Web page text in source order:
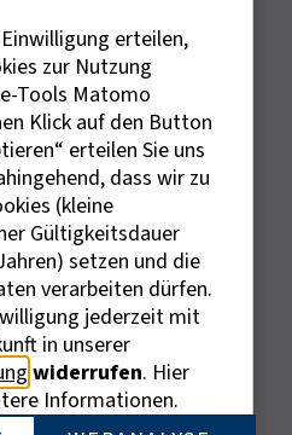
Bayern
deutschen Wirtschaft
auf der Methodik der
(Burstedde, 2024).
erteilen,
zur Nutzung
Tools Matomo
Klick auf den Button
erteilen Sie uns
dass wir zu
(kleine
Gültigkeitsdauer
setzen und die
verarbeiten dürfen.
jederzeit mit
in unserer
widerrufen. Hier
Informationen.